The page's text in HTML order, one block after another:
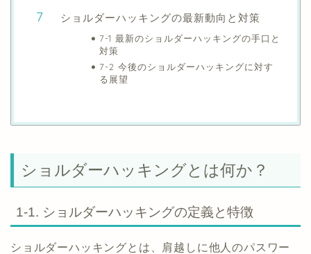
ショルダーハッキングの最新動向と対策
7-1 最新のショルダーハッキングの手口と
対策
7-2 今後のショルダーハッキングに対す
る展望
ショルダーハッキングとは何か？
1-1. ショルダーハッキングの定義と特徴
ショルダーハッキングとは、肩越しに他人のパスワー